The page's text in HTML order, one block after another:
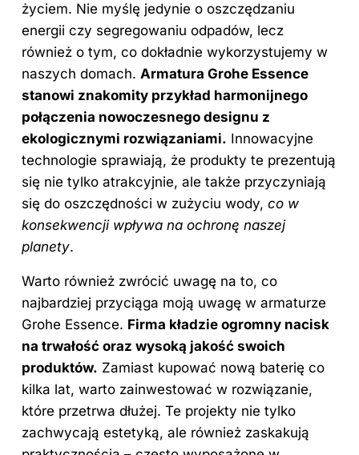
życiem. Nie myślę jedynie o oszczędzaniu
energii czy segregowaniu odpadów, lecz
również o tym, co dokładnie wykorzystujemy w
naszych domach. Armatura Grohe Essence
stanowi znakomity przykład harmonijnego
połączenia nowoczesnego designu z
ekologicznymi rozwiązaniami. Innowacyjne
technologie sprawiają, że produkty te prezentują
się nie tylko atrakcyjnie, ale także przyczyniają
się do oszczędności w zużyciu wody, co w
konsekwencji wpływa na ochronę naszej
planety.
Warto również zwrócić uwagę na to, co
najbardziej przyciąga moją uwagę w armaturze
Grohe Essence. Firma kładzie ogromny nacisk
na trwałość oraz wysoką jakość swoich
produktów. Zamiast kupować nową baterię co
kilka lat, warto zainwestować w rozwiązanie,
które przetrwa dłużej. Te projekty nie tylko
zachwycają estetyką, ale również zaskakują